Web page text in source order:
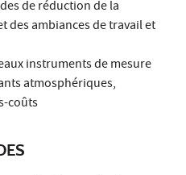
de réduction de la
des ambiances de travail et
instruments de mesure
atmosphériques,
coûts